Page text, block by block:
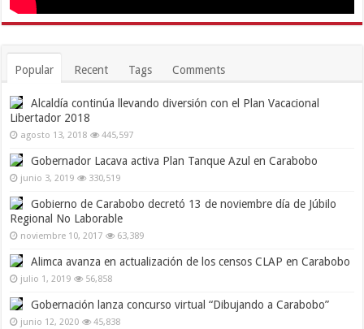
Popular Recent Tags Comments
Alcaldía continúa llevando diversión con el Plan Vacacional
Libertador 2018
agosto 13, 2018 445,597
Gobernador Lacava activa Plan Tanque Azul en Carabobo
junio 3, 2019 330,519
Gobierno de Carabobo decretó 13 de noviembre día de Júbilo
Regional No Laborable
noviembre 10, 2017 63,389
Alimca avanza en actualización de los censos CLAP en Carabobo
julio 1, 2019 56,858
Gobernación lanza concurso virtual “Dibujando a Carabobo”
junio 12, 2020 45,838